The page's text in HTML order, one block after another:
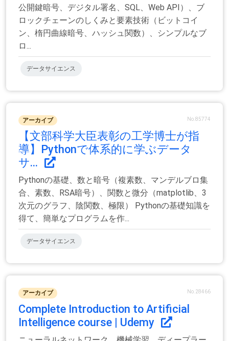
公開鍵暗号、デジタル署名、SQL、Web API）、ブ
ロックチェーンのしくみと要素技術（ビットコイ
ン、楕円曲線暗号、ハッシュ関数）、シンプルなブ
ロ...
データサイエンス
アーカイブ No.85774
【文部科学大臣表彰の工学博士が指
導】Pythonで体系的に学ぶデータ
サ...
Pythonの基礎、数と暗号（複素数、マンデルブロ集
合、素数、RSA暗号）、関数と微分（matplotlib、3
次元のグラフ、陰関数、極限） Pythonの基礎知識を
得て、簡単なプログラムを作...
データサイエンス
アーカイブ No.28466
Complete Introduction to Artificial
Intelligence course | Udemy